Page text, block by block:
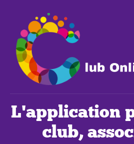
L'application
club,